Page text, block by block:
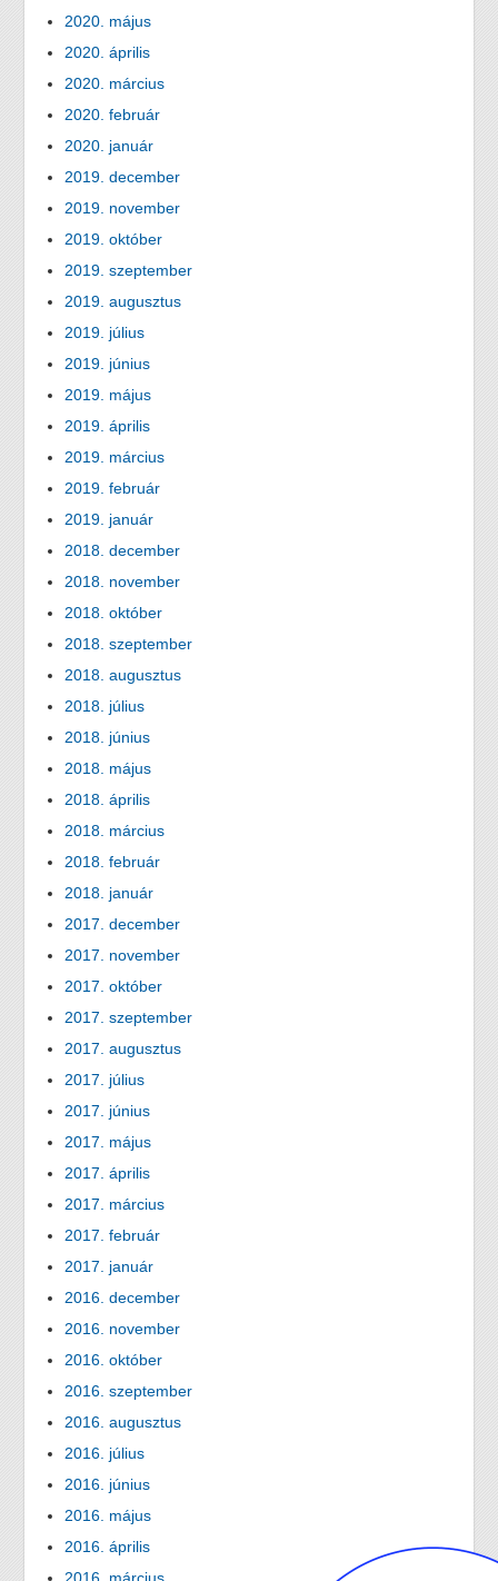
2020. május
2020. április
2020. március
2020. február
2020. január
2019. december
2019. november
2019. október
2019. szeptember
2019. augusztus
2019. július
2019. június
2019. május
2019. április
2019. március
2019. február
2019. január
2018. december
2018. november
2018. október
2018. szeptember
2018. augusztus
2018. július
2018. június
2018. május
2018. április
2018. március
2018. február
2018. január
2017. december
2017. november
2017. október
2017. szeptember
2017. augusztus
2017. július
2017. június
2017. május
2017. április
2017. március
2017. február
2017. január
2016. december
2016. november
2016. október
2016. szeptember
2016. augusztus
2016. július
2016. június
2016. május
2016. április
2016. március